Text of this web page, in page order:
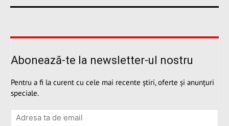
Abonează-te la newsletter-ul nostru
Pentru a fi la curent cu cele mai recente știri, oferte și anunțuri
speciale.